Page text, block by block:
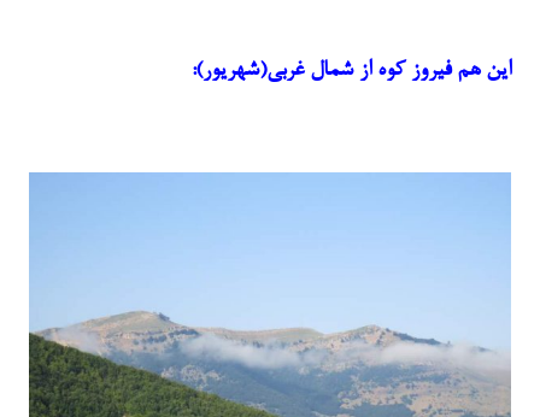
این هم فیروز کوه از شمال غربی(شهریور):